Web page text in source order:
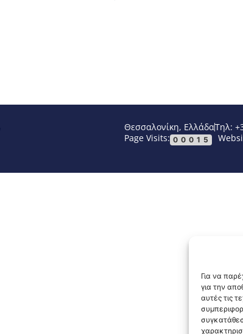
Για να
για την
αυτές τις
Θεσσαλονίκη, ΕλλάδαΤηλ:
Page Visits: 00015